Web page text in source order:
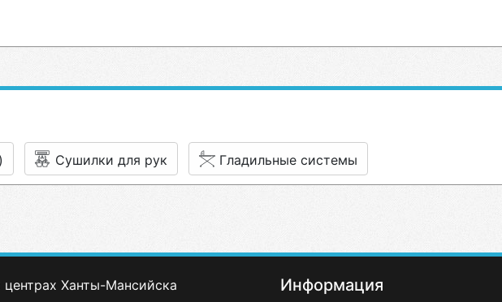
Сушилки для рук Гладильные системы
центрах Ханты-Мансийска Информация